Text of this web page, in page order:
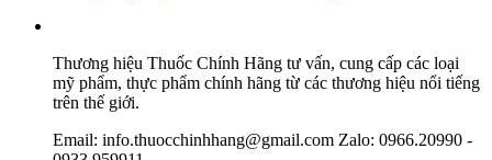
Thương hiệu Thuốc Chính Hãng tư vấn, cung cấp các loại
mỹ phẩm, thực phẩm chính hãng từ các thương hiệu nổi tiếng
trên thế giới.
Email: info.thuocchinhhang@gmail.com Zalo: 0966.20990 -